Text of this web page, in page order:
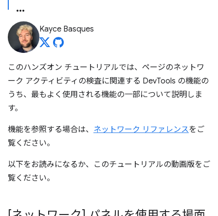
Kayce Basques
このハンズオン チュートリアルでは、ページのネットワ
ーク アクティビティの検査に関連する DevTools の機能の
うち、最もよく使用される機能の一部について説明しま
す。
機能を参照する場合は、 ネットワーク リファレンスをご
覧ください。
以下をお読みになるか、このチュートリアルの動画版をご
覧ください。